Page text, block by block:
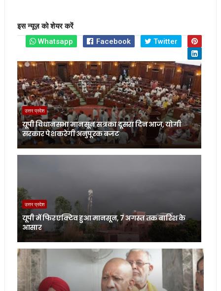
इस न्यूज़ को शेयर करें
Whatsapp
Facebook Twitter
उत्तर प्रदेश
यूपी विधानसभा मानसून सत्र का दूसरा दिन आज, योगी
सरकार पेश करेगी अनुपूरक बजट
उत्तर प्रदेश
यूपी में फिर एक्टिव हुआ मानसून, 7 अगस्त तक बारिश के
आसार